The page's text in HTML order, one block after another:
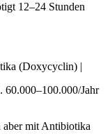
12–24 Stunden
(Doxycyclin) |
Jahr
aber mit Antibiotika